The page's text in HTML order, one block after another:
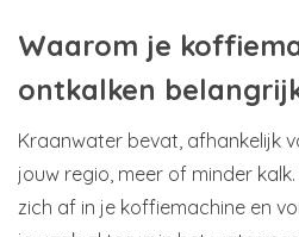
Waarom je
ontkalken
Kraanwater bevat, afhankelijk
jouw regio, meer of minder
zich af in je koffiemachine en